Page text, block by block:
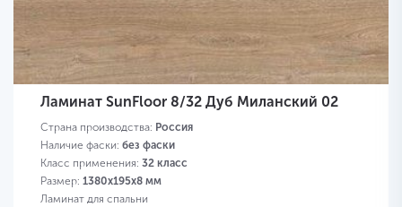
Ламинат SunFloor 8/32 Дуб Миланский 02
Страна производства: Россия
Наличие фаски: без фаски
Класс применения: 32 класс
Размер: 1380х195х8 мм
Ламинат для спальни